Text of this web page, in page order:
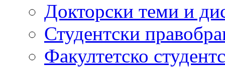
Докторски теми и
Студентски
Факултетско